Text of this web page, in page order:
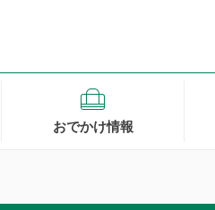
おでかけ情報